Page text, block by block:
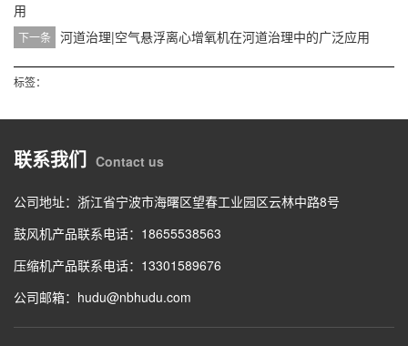
用
下一条 河道治理|空气悬浮离心增氧机在河道治理中的广泛应用
标签：
联系我们 Contact us
公司地址：浙江省宁波市海曙区望春工业园区云林中路8号
鼓风机产品联系电话：18655538563
压缩机产品联系电话：13301589676
公司邮箱：hudu@nbhudu.com